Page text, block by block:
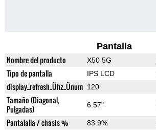
Pantalla
Nombre del producto X50 5G
Tipo de pantalla IPS LCD
display_refresh_Ühz_Ünum 120
Tamaño (Diagonal,
Pulgadas)
6.57"
Pantalalla / chasis % 83.9%